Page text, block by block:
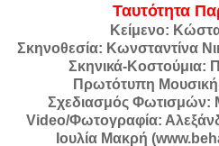
Ταυτότητα
Κείμενο:
Σκηνοθεσία: Κωνσταντίνα
Σκηνικά-Κοστούμια:
Πρωτότυπη
Σχεδιασμός
Video/Φωτογραφία:
Ιουλία Μακρή